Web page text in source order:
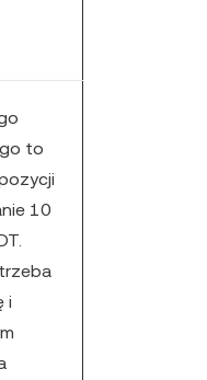
to
10
i